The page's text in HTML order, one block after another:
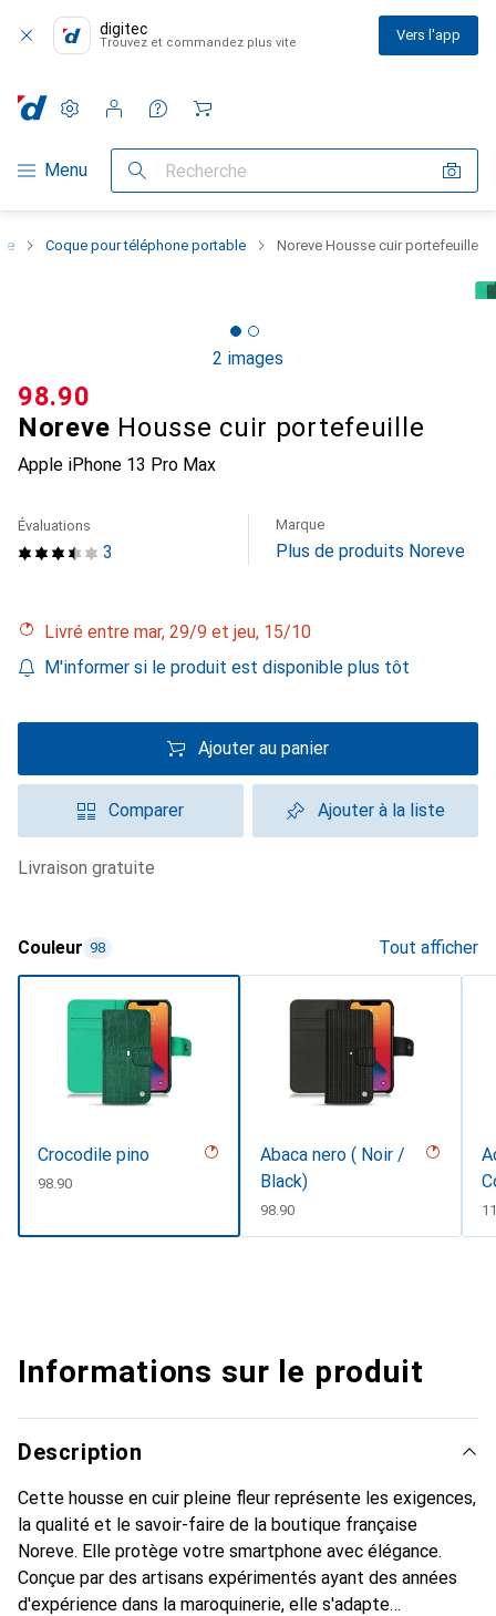
digitec
Trouvez et commandez plus vite Vers l'app
Navigation par catégorie
Menu Recherche
Paramètres
Compte client
Listes de comparaison
Listes d'envies
Panier
Coque pour téléphone portable Noreve Housse cuir portefeuille
2 images
Noreve Housse cuir portefeuille
Apple iPhone 13 Pro Max
CHF
98.90
3
Évaluations Marque
Plus de produits Noreve
Livré entre mar, 29/9 et jeu, 15/10
M'informer si le produit est disponible plus tôt
Ajouter au panier
Comparer Ajouter à la liste
livraison gratuite
Couleur 98 Tout afficher
Crocodile pino
CHF
98.90
Abaca nero ( Noir /
Black)
CHF
98.90
Informations sur le produit
Description
Cette housse en cuir pleine fleur représente les exigences,
la qualité et le savoir-faire de la boutique française
Noreve. Elle protège votre smartphone avec élégance.
Conçue par des artisans expérimentés ayant des années
d'expérience dans la maroquinerie, elle s'adapte